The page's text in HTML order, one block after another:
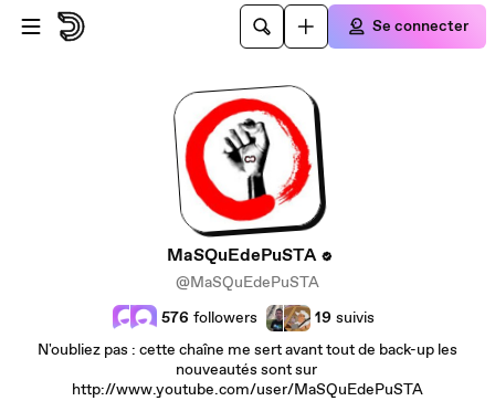
Passer au contenu principal
Se connecter
MaSQuEdePuSTA
@MaSQuEdePuSTA
576 followers 19 suivis
N'oubliez pas : cette chaîne me sert avant tout de back-up les
nouveautés sont sur
http://www.youtube.com/user/MaSQuEdePuSTA